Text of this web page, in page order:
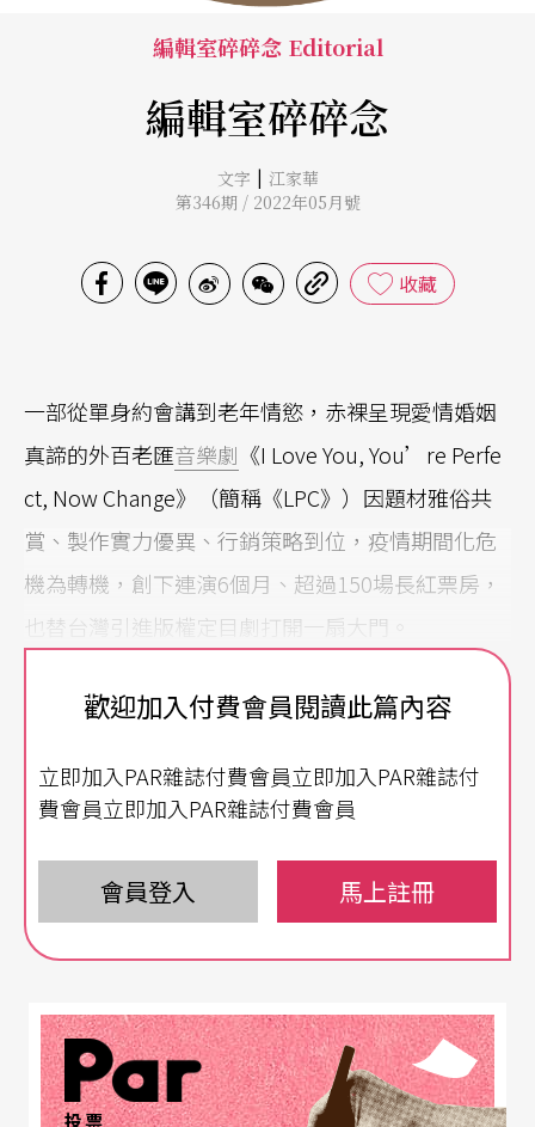
編輯室碎碎念 Editorial
編輯室碎碎念
文字 | 江家華
第346期 / 2022年05月號
收藏
一部從單身約會講到老年情慾，赤裸呈現愛情婚姻
真諦的外百老匯音樂劇 《I Love You, You’re Perfe
ct, Now Change》（簡稱《LPC》）因題材雅俗共
賞、製作實力優異、行銷策略到位，疫情期間化危
機為轉機，創下連演6個月、超過150場長紅票房，
也替台灣引進版權定目劇打開一扇大門。
不只《LPC》，拜疫情之賜成長的還有影集式音樂
俱樂部》，疫情之下限縮規模製作，意外地打造出
親密且輕鬆的看戲氛圍，締造另一亮眼佳績。
一是引進版權，一是台製原創，前仆後繼地讓台製
音樂劇行情日漸看漲。因此，5月號封面故事《台式
歷史，拆解台灣音樂劇究竟是如何長期練兵，在不
斷解構與重組過程中，形塑出如今迥異多元的「台
式」風格。
歡迎加入付費會員閱讀此篇內容
立即加入PAR雜誌付費會員立即加入PAR雜誌付
費會員立即加入PAR雜誌付費會員
會員登入 馬上註冊
投票